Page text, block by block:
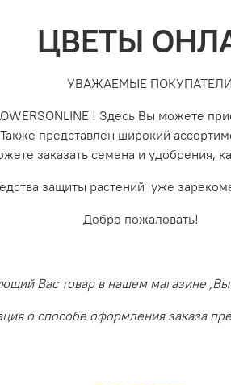
ЦВЕТЫ
УВАЖАЕМЫЕ
! Здесь Вы можете
представлен широкий
заказать семена и удобрения,
защиты растений уже
Добро пожаловать!
Вас товар в нашем магазине ,Вы
о способе оформления заказа